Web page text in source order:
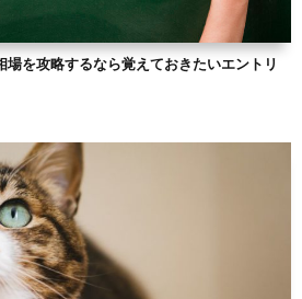
場を攻略するなら覚えておきたいエントリ